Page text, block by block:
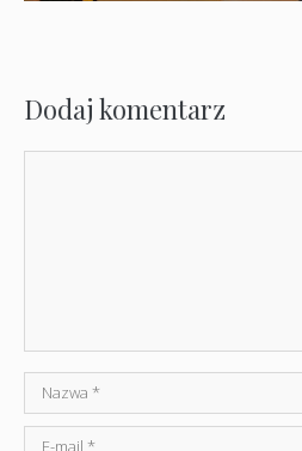
Dodaj komentarz
Nazwa